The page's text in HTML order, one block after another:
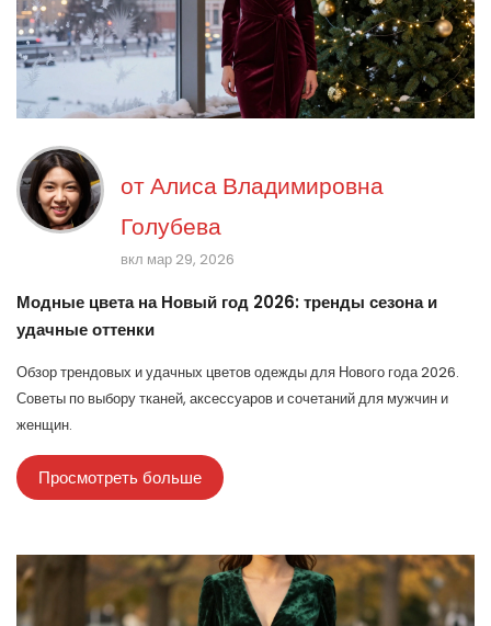
отАлиса Владимировна
Голубева
вкл мар 29, 2026
Модные цвета на Новый год 2026: тренды сезона и
удачные оттенки
Обзор трендовых и удачных цветов одежды для Нового года 2026.
Советы по выбору тканей, аксессуаров и сочетаний для мужчин и
женщин.
Просмотреть больше